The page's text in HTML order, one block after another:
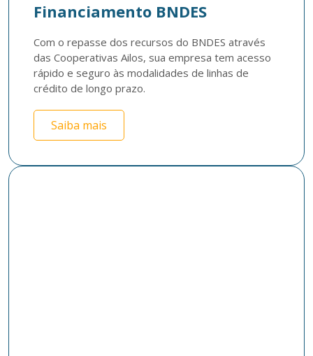
Financiamento BNDES
Com o repasse dos recursos do BNDES através
das Cooperativas Ailos, sua empresa tem acesso
rápido e seguro às modalidades de linhas de
crédito de longo prazo.
Saiba mais